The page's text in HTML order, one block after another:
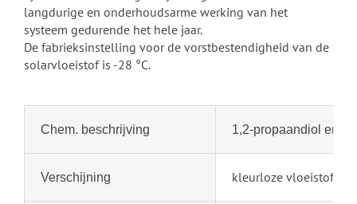
langdurige en onderhoudsarme werking van het
systeem gedurende het hele jaar.
De fabrieksinstelling voor de vorstbestendigheid van de
solarvloeistof is -28 °C.
Chem. beschrijving 1,2-propaandiol en
Verschijning kleurloze vloeistof